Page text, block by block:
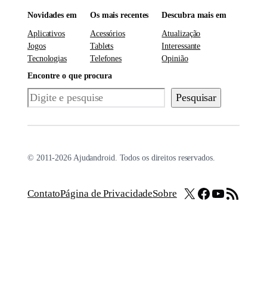
Novidades em
Aplicativos
Jogos
Tecnologias
Os mais recentes
Acessórios
Tablets
Telefones
Descubra mais em
Atualização
Interessante
Opinião
Encontre o que procura
Pesquisar Pesquisar
© 2011-2026 Ajudandroid. Todos os direitos reservados.
ContatoPágina de PrivacidadeSobre X Facebook
Youtube
Feed RSS